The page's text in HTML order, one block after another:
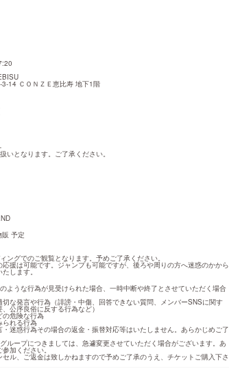
14 ＣＯＮＺＥ恵比寿 地下1階
いとなります。ご了承ください。
予定
ングでのご観覧となります。予めご了承ください。
援は可能です。ジャンプも可能ですが、後ろや周りの方へ迷惑のかから
します。
ような行為が見受けられた場合、一時中断や終了とさせていただく場合
切な発言や行為（誹謗・中傷、回答できない質問、メンバーSNSに関す
公序良俗に反する行為など）
の危険な行為
られる行為
・迷惑行為その場合の返金・振替対応等はいたしません。あらかじめご了
ループにつきましては、急遽変更させていただく場合がございます。あ
参加ください。
ル、ご返金は致しかねますので予めご了承のうえ、チケットご購入下さ